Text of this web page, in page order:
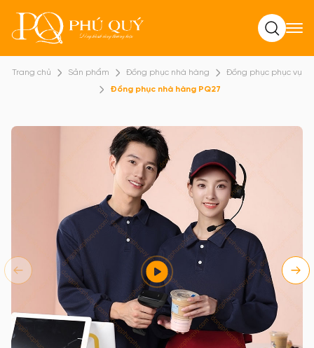
Tìm kiếm
Trang chủ Sản phẩm Đồng phục nhà hàng
Đồng phục phục vụ
Đồng phục nhà hàng PQ27